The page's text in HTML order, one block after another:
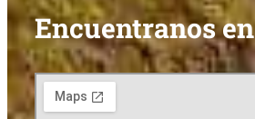
Encuentranos en